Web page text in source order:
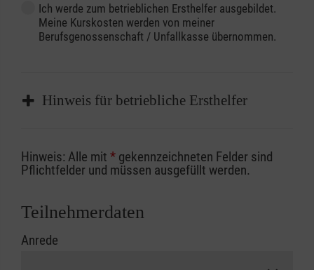
Ich werde zum betrieblichen Ersthelfer ausgebildet.
Meine Kurskosten werden von meiner
Berufsgenossenschaft / Unfallkasse übernommen.
Hinweis für betriebliche Ersthelfer
Sofern Sie ein Kostenübernahmeverfahren
Ihrer Berufsgenossenschaft / Unfallkasse
Abrechnungsunterlagen spätestens zu
erfolgt eine Abrechnung der vollen Kursgebühr
Hinweis: Alle mit * gekennzeichneten Felder sind
Pflichtfelder und müssen ausgefüllt werden.
Teilnehmerdaten
Anrede